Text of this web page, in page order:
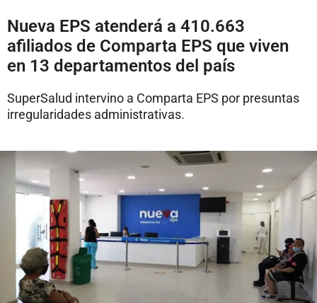
Nueva EPS atenderá a 410.663
afiliados de Comparta EPS que viven
en 13 departamentos del país
SuperSalud intervino a Comparta EPS por presuntas
irregularidades administrativas.